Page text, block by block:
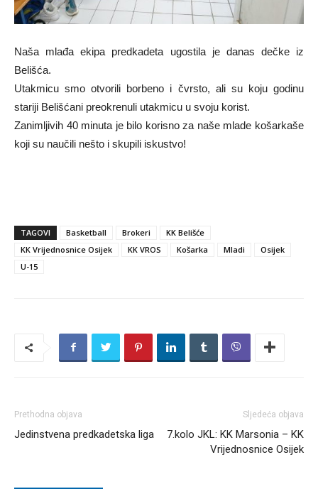
Naša mlađa ekipa predkadeta ugostila je danas dečke iz
Belišća.
Utakmicu smo otvorili borbeno i čvrsto, ali su koju godinu
stariji Belišćani preokrenuli utakmicu u svoju korist.
Zanimljivih 40 minuta je bilo korisno za naše mlade košarkaše
koji su naučili nešto i skupili iskustvo!
TAGOVI Basketball Brokeri
KK Belišće
KK Vrijednosnice Osijek
KK VROS Košarka Mladi
Osijek
U-15
Prethodna objava
Jedinstvena predkadetska liga
Sljedeća objava
7.kolo JKL: KK Marsonia – KK
Vrijednosnice Osijek